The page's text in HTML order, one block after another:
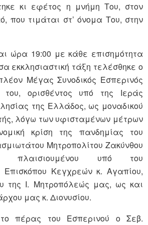
κι εφέτος η μνήμη Του, στον
που τιμάται στ’ όνομα Του, στην
ώρα 19:00 με κάθε επισημότητα
εκκλησιαστική τάξη τελέσθηκε ο
Μέγας Συνοδικός Εσπερινός
του, ορισθέντος υπό της Ιεράς
της Ελλάδος, ως μοναδικού
λόγω των υφισταμένων μέτρων
κρίση της πανδημίας του
Μητροπολίτου Ζακύνθου
πλαισιουμένου υπό του
Επισκόπου Κεγχρεών κ. Αγαπίου,
της Ι. Μητροπόλεώς μας, ως και
μας κ. Διονυσίου.
πέρας του Εσπερινού ο Σεβ.